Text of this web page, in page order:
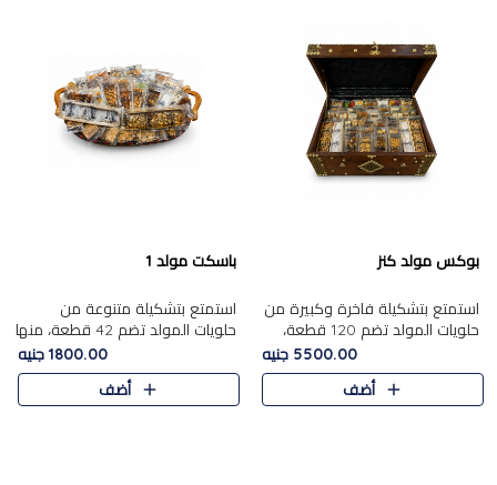
بوكس مولد كنز
استمتع بتشكيلة فاخرة وكبيرة من
حلويات المولد تضم 120 قطعة،
5500.00 جنيه
أضف
باسكت مولد 1
استمتع بتشكيلة متنوعة من
حلويات المولد تضم 42 قطعة، منها
علي بابا بالمكسرات و،.....1800.00 جنيه
أضف